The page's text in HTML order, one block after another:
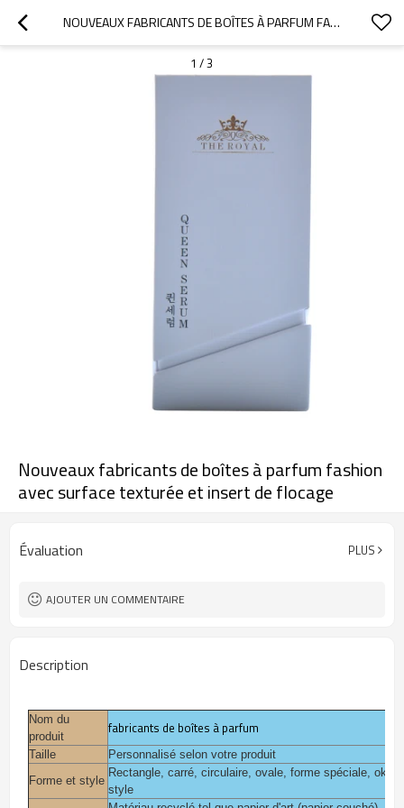
NOUVEAUX FABRICANTS DE BOÎTES À PARFUM FASHION AVEC SURFACE TEXTURÉE ET INSERT DE FLOCAGE
1 /3
Nouveaux fabricants de boîtes à parfum fashion
avec surface texturée et insert de flocage
Évaluation PLUS
AJOUTER UN COMMENTAIRE
Description
Nom du
produit
fabricants de boîtes à parfum
Taille
Personnalisé selon votre produit
Forme et style
Rectangle, carré, circulaire, ovale, forme spéciale, ok,
style